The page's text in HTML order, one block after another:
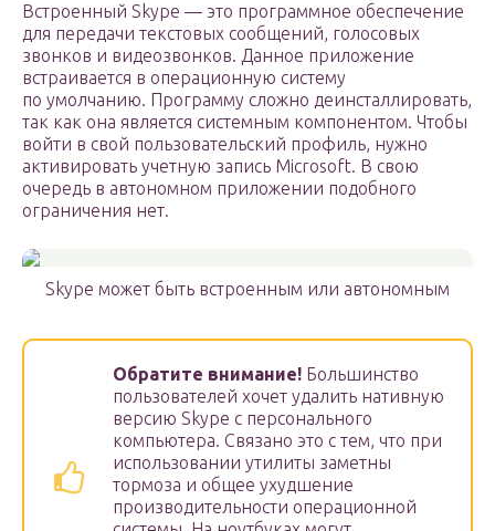
Встроенный Skype — это программное обеспечение
для передачи текстовых сообщений, голосовых
звонков и видеозвонков. Данное приложение
встраивается в операционную систему
по умолчанию. Программу сложно деинсталлировать,
так как она является системным компонентом. Чтобы
войти в свой пользовательский профиль, нужно
активировать учетную запись Microsoft. В свою
очередь в автономном приложении подобного
ограничения нет.
Skype может быть встроенным или автономным
Обратите внимание! Большинство
пользователей хочет удалить нативную
версию Skype с персонального
компьютера. Связано это с тем, что при
использовании утилиты заметны
тормоза и общее ухудшение
производительности операционной